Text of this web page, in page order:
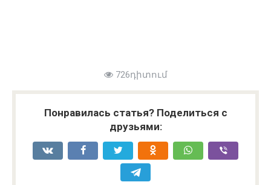
726դիտում
Понравилась статья? Поделиться с
друзьями: